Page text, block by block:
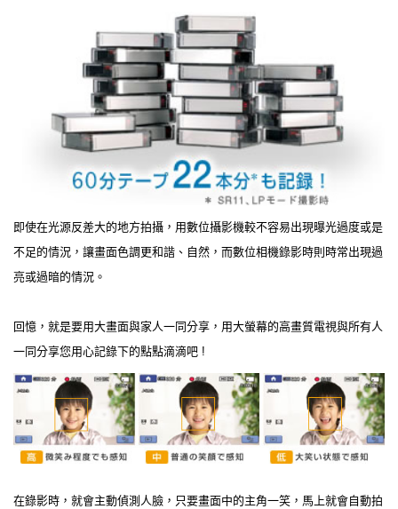
即使在光源反差大的地方拍攝，用數位攝影機較不容易出現曝光過度或是
不足的情況，讓畫面色調更和諧、自然，而數位相機錄影時則時常出現過
亮或過暗的情況。
回憶，就是要用大畫面與家人一同分享，用大螢幕的高畫質電視與所有人
一同分享您用心記錄下的點點滴滴吧 !
在錄影時，就會主動偵測人臉，只要畫面中的主角一笑，馬上就會自動拍